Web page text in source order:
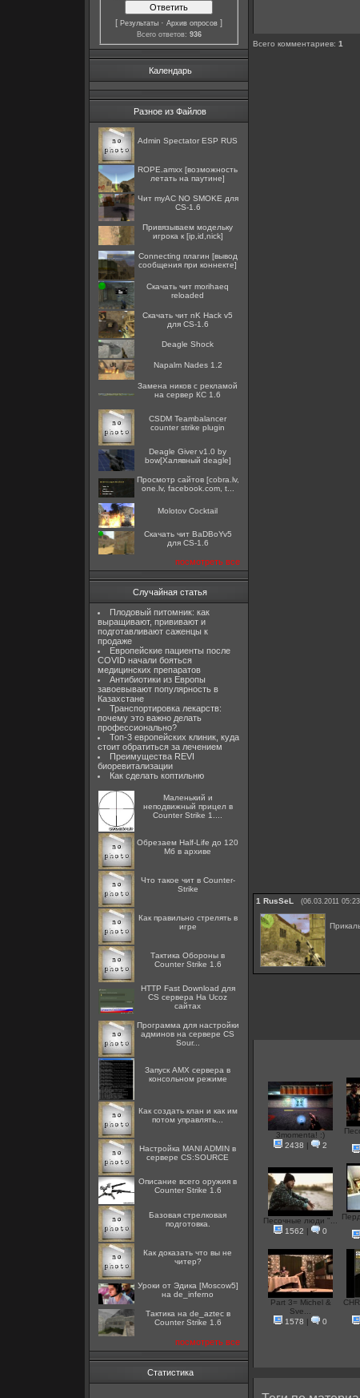
[ Результаты · Архив опросов ]
Всего ответов: 936
Календарь
Разное из Файлов
Admin Spectator ESP RUS
ROPE.amxx [возможность
летать на паутине]
Чит myAC NO SMOKE для
CS-1.6
Привязываем модельку
игрока к [ip,id,nick]
Connecting плагин [вывод
сообщения при коннекте]
Скачать чит morihaeq
reloaded
Скачать чит nK Hack v5
для CS-1.6
Deagle Shock
Napalm Nades 1.2
Замена ников с рекламой
на сервер КС 1.6
CSDM Teambalancer
counter strike plugin
Deagle Giver v1.0 by
bow[Халявный deagle]
Просмотр сайтов [cobra.lv,
one.lv, facebook.com, t...
Molotov Cocktail
Скачать чит BaDBoYv5
для CS-1.6
посмотреть все
Случайная статья
Плодовый питомник: как
выращивают, прививают и
подготавливают саженцы к
продаже
Европейские пациенты после
COVID начали бояться
медицинских препаратов
Антибиотики из Европы
завоевывают популярность в
Казахстане
Транспортировка лекарств:
почему это важно делать
профессионально?
Топ-3 европейских клиник, куда
стоит обратиться за лечением
Преимущества REVI
биоревитализации
Как сделать коптильню
Маленький и
неподвижный прицел в
Counter Strike 1....
Обрезаем Half-Life до 120
Мб в архиве
Что такое чит в Counter-
Strike
Как правильно стрелять в
игре
Тактика Обороны в
Counter Strike 1.6
HTTP Fast Download для
CS сервера На Ucoz
сайтах
Программа для настройки
админов на сервере CS
Sour...
Запуск AMX сервера в
консольном режиме
Как создать клан и как им
потом управлять...
Настройка MANI ADMIN в
сервере CS:SOURCE
Описание всего оружия в
Counter Strike 1.6
Базовая стрелковая
подготовка.
Как доказать что вы не
читер?
Уроки от Эдика [Moscow5]
на de_inferno
Тактика на de_aztec в
Counter Strike 1.6
посмотреть все
Статистика
Всего комментариев: 1
1 RusSeL (06.03.2011
3momenta! :)
2438 | 2
Песочные люди "...
1562 | 0
Part 3= Michel &
Sve...
1578 | 0